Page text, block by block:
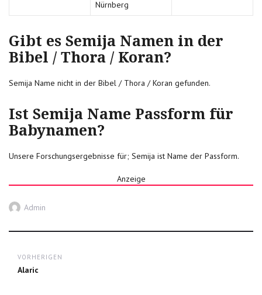
Nürnberg
Gibt es Semija Namen in der
Bibel / Thora / Koran?
Semija Name nicht in der Bibel / Thora / Koran gefunden.
Ist Semija Name Passform für
Babynamen?
Unsere Forschungsergebnisse für; Semija ist Name der Passform.
Anzeige
Autor
Admin
navigation
VORHERIGEN
Previous
Alaric